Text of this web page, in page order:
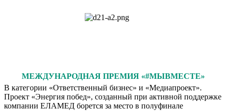
МЕЖДУНАРОДНАЯ ПРЕМИЯ «#МЫВМЕСТЕ»
В категории «Ответственный бизнес» и «Медиапроект».
Проект «Энергия побед», созданный при активной поддержке
компании ЕЛАМЕД борется за место в полуфинале